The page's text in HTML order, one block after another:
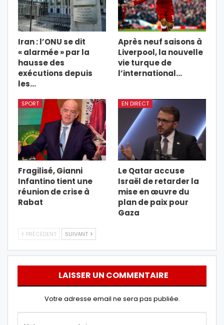
Iran : l’ONU se dit
« alarmée » par la
hausse des
exécutions depuis
les…
Après neuf saisons à
Liverpool, la nouvelle
vie turque de
l’international…
SPORT
Fragilisé, Gianni
Infantino tient une
réunion de crise à
Rabat
EN DIRECT
Le Qatar accuse
Israël de retarder la
mise en œuvre du
plan de paix pour
Gaza
PRÉCÉDENT SUIVANT
LAISSER UN COMMENTAIRE
Votre adresse email ne sera pas publiée.